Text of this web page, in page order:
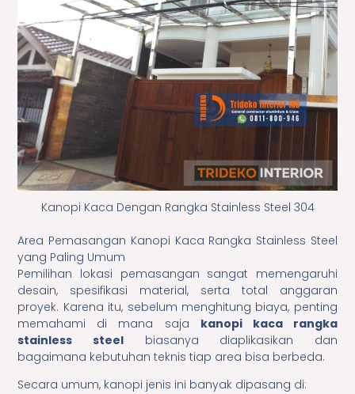
Kanopi Kaca Dengan Rangka Stainless Steel 304
Area Pemasangan Kanopi Kaca Rangka Stainless Steel
yang Paling Umum
Pemilihan lokasi pemasangan sangat memengaruhi
desain, spesifikasi material, serta total anggaran
proyek. Karena itu, sebelum menghitung biaya, penting
memahami di mana saja kanopi kaca rangka
stainless steelbiasanya diaplikasikan dan
bagaimana kebutuhan teknis tiap area bisa berbeda.
Secara umum, kanopi jenis ini banyak dipasang di: